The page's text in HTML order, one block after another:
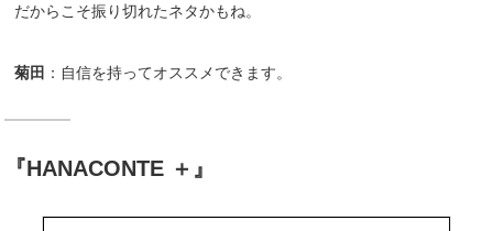
だからこそ振り切れたネタかもね。
菊田 ：自信を持ってオススメできます。
『HANACONTE ＋』